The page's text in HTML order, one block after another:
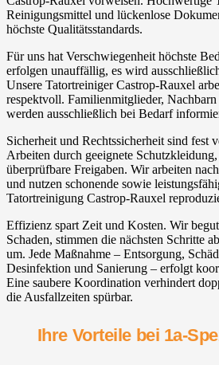
Reinigungsmittel und lückenlose
höchste Qualitätsstandards.
Für uns hat Verschwiegenheit höchste
erfolgen unauffällig, es wird
Unsere Tatortreiniger Castrop-Rauxel
respektvoll. Familienmitglieder,
werden ausschließlich bei Bedarf
Sicherheit und Rechtssicherheit sind fest
Arbeiten durch geeignete
überprüfbare Freigaben. Wir arbeiten
und nutzen schonende sowie
Tatortreinigung Castrop-Rauxel
Effizienz spart Zeit und Kosten. Wir
Schaden, stimmen die nächsten Schritte
um. Jede Maßnahme – Entsorgung,
Desinfektion und Sanierung – erfolgt
Eine saubere Koordination verhindert
die Ausfallzeiten spürbar.
Ihre Vorteile bei 1a-